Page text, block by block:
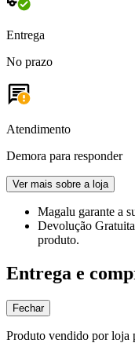
Entrega
No prazo
Atendimento
Demora para responder
Ver mais sobre a loja
Magalu garante a
Devolução Gratuita
produto.
Entrega e
Fechar
Produto vendido por loja